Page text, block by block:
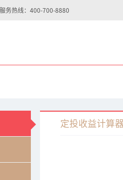
服务热线：400-700-8880
定投收益计算